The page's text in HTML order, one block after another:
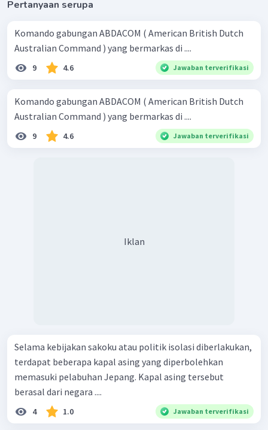
Pertanyaan serupa
Komando gabungan ABDACOM ( American British Dutch
Australian Command ) yang bermarkas di ....
9 4.6 Jawaban terverifikasi
Komando gabungan ABDACOM ( American British Dutch
Australian Command ) yang bermarkas di ....
9 4.6 Jawaban terverifikasi
Iklan
Selama kebijakan sakoku atau politik isolasi diberlakukan,
terdapat beberapa kapal asing yang diperbolehkan
memasuki pelabuhan Jepang. Kapal asing tersebut
berasal dari negara ....
4 1.0 Jawaban terverifikasi